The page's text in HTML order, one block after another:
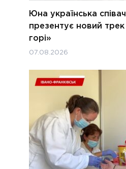
Юна українська
презентує новий
горі»
07.08.2026